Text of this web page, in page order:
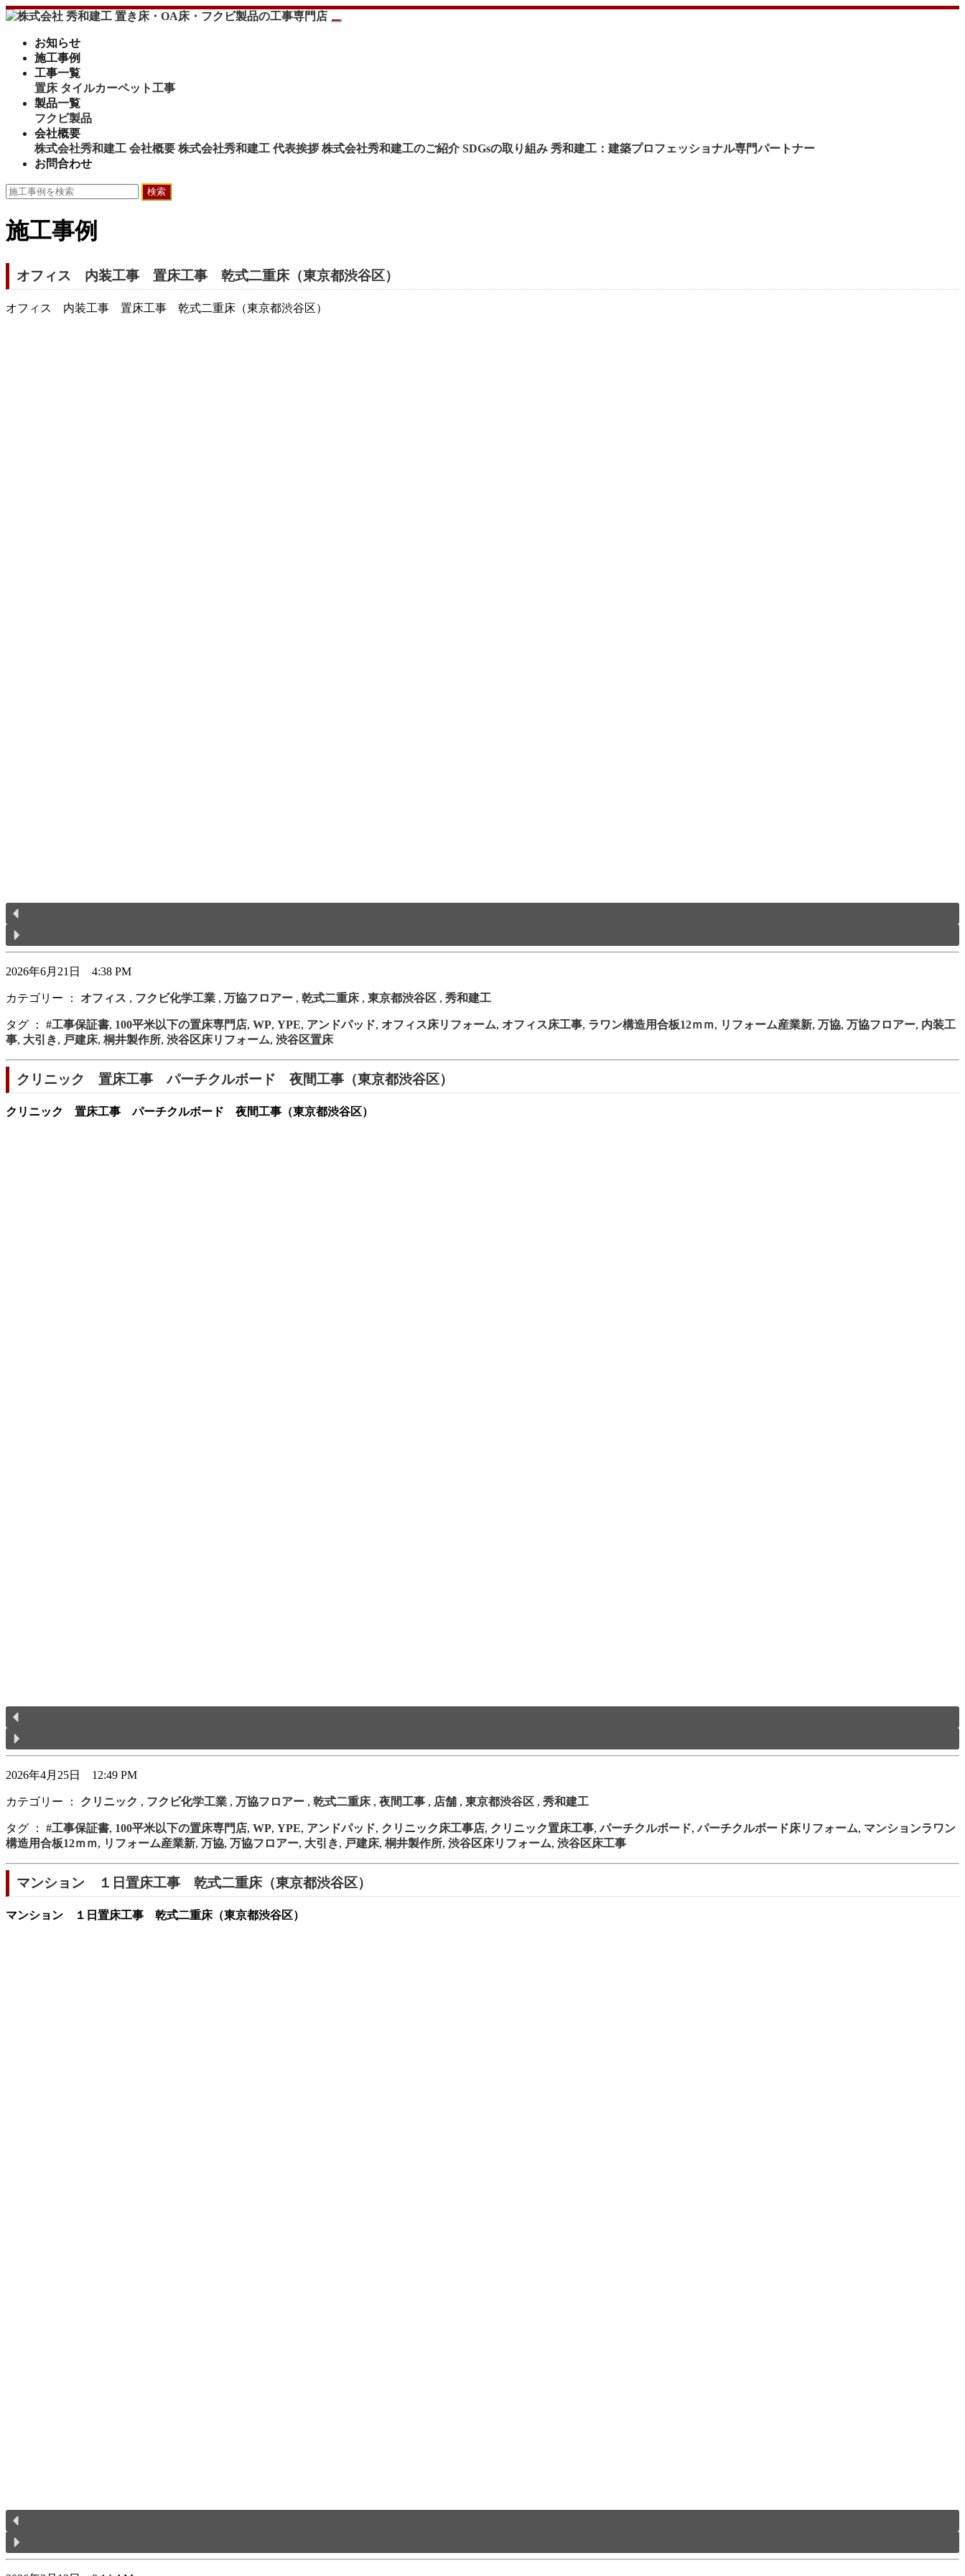
お知らせ
施工事例
工事一覧
置床 タイルカーペット工事
製品一覧
フクビ製品
会社概要
株式会社秀和建工 会社概要 株式会社秀和建工 代表挨拶 株式会社秀和建工のご紹介 SDGsの取り組み 秀和建工：建築プロフェッショナル専門パートナー
お問合わせ
検索
施工事例
オフィス 内装工事 置床工事 乾式二重床（東京都渋谷区）
オフィス 内装工事 置床工事 乾式二重床（東京都渋谷区）
2026年6月21日 4:38 PM
カテゴリー ： オフィス , フクビ化学工業 , 万協フロアー , 乾式二重床, 東京都渋谷区 , 秀和建工
タグ ： #工事保証書, 100平米以下の置床専門店, WP, YPE, アンドパッド, オフィス床リフォーム, オフィス床工事, ラワン構造用合板12ｍｍ, リフォーム産業新, 万協, 万協フロアー, 内装工
事, 大引き, 戸建床, 桐井製作所, 渋谷区床リフォーム, 渋谷区置床
クリニック 置床工事 パーチクルボード 夜間工事（東京都渋谷区）
クリニック 置床工事 パーチクルボード 夜間工事（東京都渋谷区）
2026年4月25日 12:49 PM
カテゴリー ： クリニック , フクビ化学工業 , 万協フロアー , 乾式二重床, 夜間工事 , 店舗 , 東京都渋谷区 , 秀和建工
タグ ： #工事保証書, 100平米以下の置床専門店, WP, YPE, アンドパッド, クリニック床工事店, クリニック置床工事,パーチクルボード,パーチクルボード床リフォーム, マンションラワン
構造用合板12ｍｍ, リフォーム産業新, 万協, 万協フロアー, 大引き, 戸建床, 桐井製作所, 渋谷区床リフォーム, 渋谷区床工事
マンション １日置床工事 乾式二重床（東京都渋谷区）
マンション １日置床工事 乾式二重床（東京都渋谷区）